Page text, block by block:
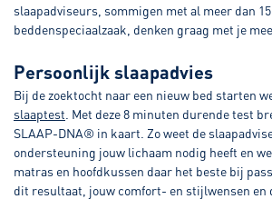
slaapadviseurs, sommigen met al meer dan
beddenspeciaalzaak, denken graag met je mee.
Persoonlijk slaapadvies
Bij de zoektocht naar een nieuw bed starten
slaaptest . Met deze 8 minuten durende test
SLAAP-DNA® in kaart. Zo weet de
ondersteuning jouw lichaam nodig heeft en
matras en hoofdkussen daar het beste bij
dit resultaat, jouw comfort- en stijlwensen en